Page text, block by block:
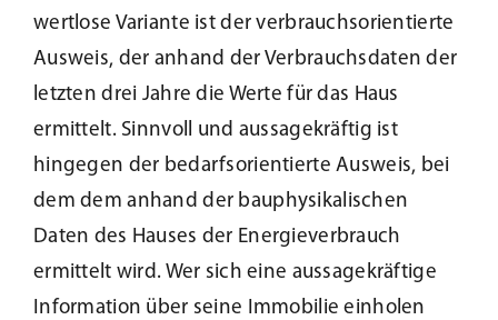
Karriere
Nachhaltigkeit
Kundenservice
wertlose Variante ist der verbrauchsorientierte
Ausweis, der anhand der Verbrauchsdaten der
letzten drei Jahre die Werte für das Haus
ermittelt. Sinnvoll und aussagekräftig ist
hingegen der bedarfsorientierte Ausweis, bei
dem dem anhand der bauphysikalischen
Daten des Hauses der Energieverbrauch
ermittelt wird. Wer sich eine aussagekräftige
Information über seine Immobilie einholen